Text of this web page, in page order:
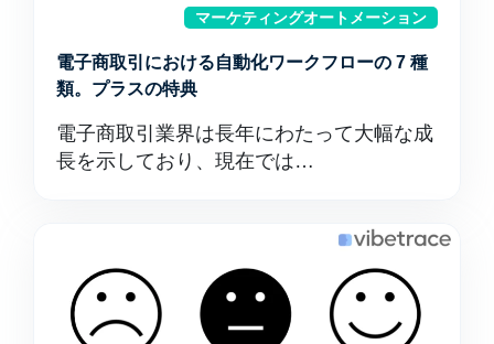
マーケティングオートメーション
電子商取引における自動化ワークフローの 7 種
類。プラスの特典
電子商取引業界は長年にわたって大幅な成
長を示しており、現在では…